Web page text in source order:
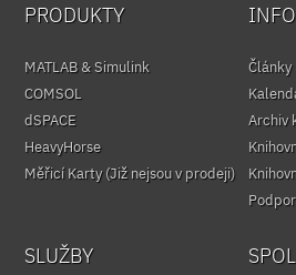
PRODUKTY
MATLAB & Simulink
COMSOL
dSPACE
HeavyHorse
Měřicí Karty (Již nejsou v prodeji)
Články
Archiv
SLUŽBY